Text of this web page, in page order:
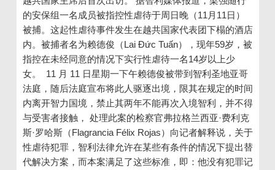
的安保组一名成员被指控性虐待于周日晚（11月11日）
被捕。这起性虐待事件发生在越共国家代表团下榻的酒店
内。被捕者名为赖德俊（Lai Đức Tuấn），现年59岁，被
指控在未经同意的情况下实行性虐待一名14岁以上少
女。 11 月 11 日星期一下午赖德俊被带到智利圣地亚哥
法庭，随后法庭宣布将此人驱逐出境，限其在规定的时间
内离开智力国境，禁止其两年不能再次入境智利，并不得
与受害者接触， 处理此案的检察官弗拉格兰西亚·费利克
斯·罗哈斯（Flagrancia Félix Rojas）向记者解释说，关于
性虐待犯罪，智利法律允许在某些有条件的情况下提出替
代解决方案，而本案满足了这些标准，即：他没有犯罪记